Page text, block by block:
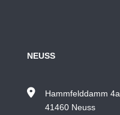
NEUSS
Hammfelddamm 4a
41460 Neuss